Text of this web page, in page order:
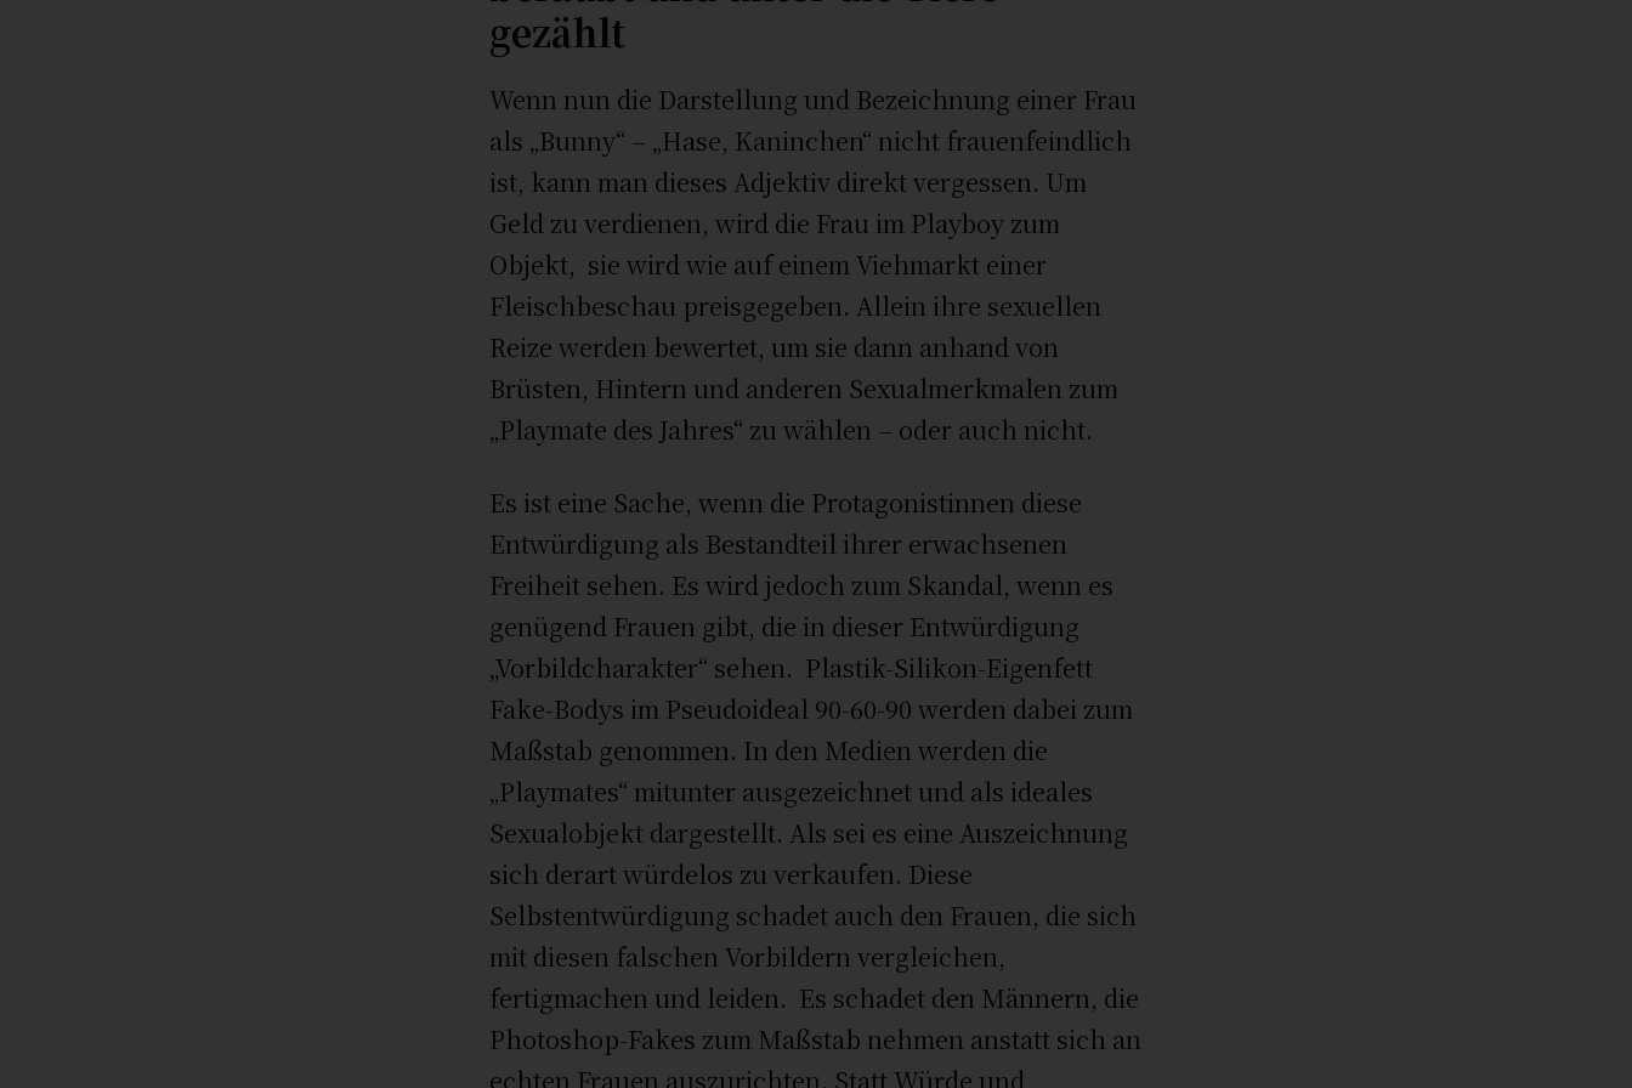
gezählt
Wenn nun die Darstellung und Bezeichnung einer Frau
als „Bunny“ – „Hase, Kaninchen“ nicht frauenfeindlich
ist, kann man dieses Adjektiv direkt vergessen. Um
Geld zu verdienen, wird die Frau im Playboy zum
Objekt, sie wird wie auf einem Viehmarkt einer
Fleischbeschau preisgegeben. Allein ihre sexuellen
Reize werden bewertet, um sie dann anhand von
Brüsten, Hintern und anderen Sexualmerkmalen zum
„Playmate des Jahres“ zu wählen – oder auch nicht.
Es ist eine Sache, wenn die Protagonistinnen diese
Entwürdigung als Bestandteil ihrer erwachsenen
Freiheit sehen. Es wird jedoch zum Skandal, wenn es
genügend Frauen gibt, die in dieser Entwürdigung
„Vorbildcharakter“ sehen. Plastik-Silikon-Eigenfett
Fake-Bodys im Pseudoideal 90-60-90 werden dabei zum
Maßstab genommen. In den Medien werden die
„Playmates“ mitunter ausgezeichnet und als ideales
Sexualobjekt dargestellt. Als sei es eine Auszeichnung
sich derart würdelos zu verkaufen. Diese
Selbstentwürdigung schadet auch den Frauen, die sich
mit diesen falschen Vorbildern vergleichen,
fertigmachen und leiden. Es schadet den Männern, die
Photoshop-Fakes zum Maßstab nehmen anstatt sich an
echten Frauen auszurichten. Statt Würde und